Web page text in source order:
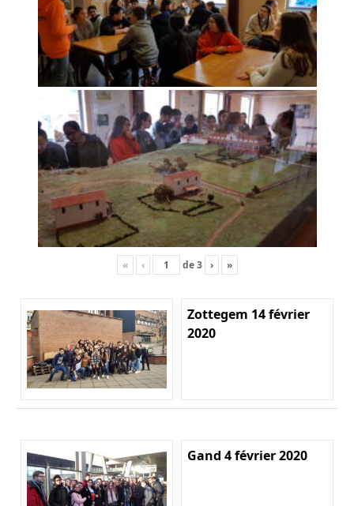
« ‹ de3 › »
Zottegem 14 février
2020
Gand 4 février 2020